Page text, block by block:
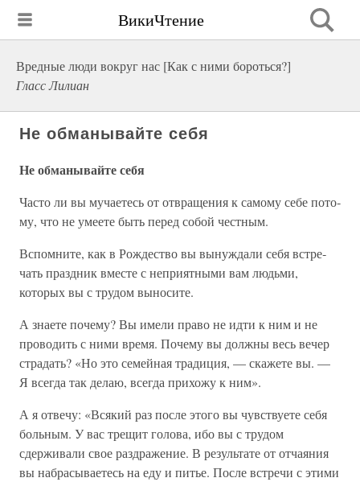
ВикиЧтение
Вредные люди вокруг нас [Как с ними бороться?]
Гласс Лилиан
Не обманывайте себя
Не обманывайте себя
Часто ли вы мучаетесь от отвращения к самому себе пото­
му, что не умеете быть перед собой честным.
Вспомните, как в Рождество вы вынуждали себя встре­
чать праздник вместе с неприятными вам людьми,
которых вы с трудом выносите.
А знаете почему? Вы имели право не идти к ним и не
про­водить с ними время. Почему вы должны весь вечер
стра­дать? «Но это семейная традиция, — скажете вы. —
Я все­гда так делаю, всегда прихожу к ним».
А я отвечу: «Всякий раз после этого вы чувствуете себя
больным. У вас трещит голова, ибо вы с трудом
сдерживали свое раздражение. В результате от отчаяния
вы набрасы­ваетесь на еду и питье. После встречи с этими